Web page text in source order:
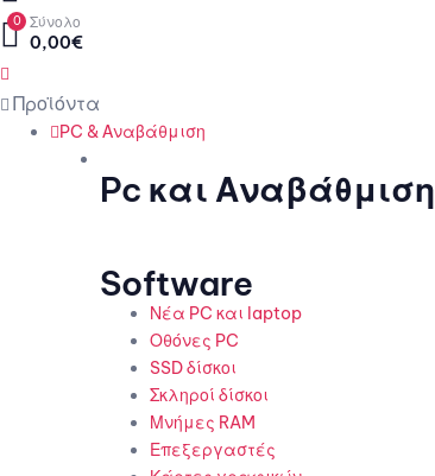
0 Σύνολο
0,00€
Menu
PC & Αναβάθμιση
Pc και Αναβάθμιση
Software
Νέα PC και laptop
Οθόνες PC
SSD δίσκοι
Σκληροί δίσκοι
Μνήμες RAM
Επεξεργαστές